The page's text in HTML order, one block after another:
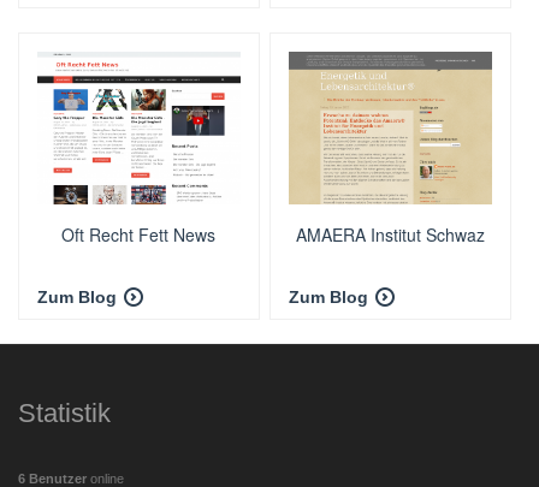
Oft Recht Fett News
Zum Blog
AMAERA Institut Schwaz
Zum Blog
Statistik
6 Benutzer online